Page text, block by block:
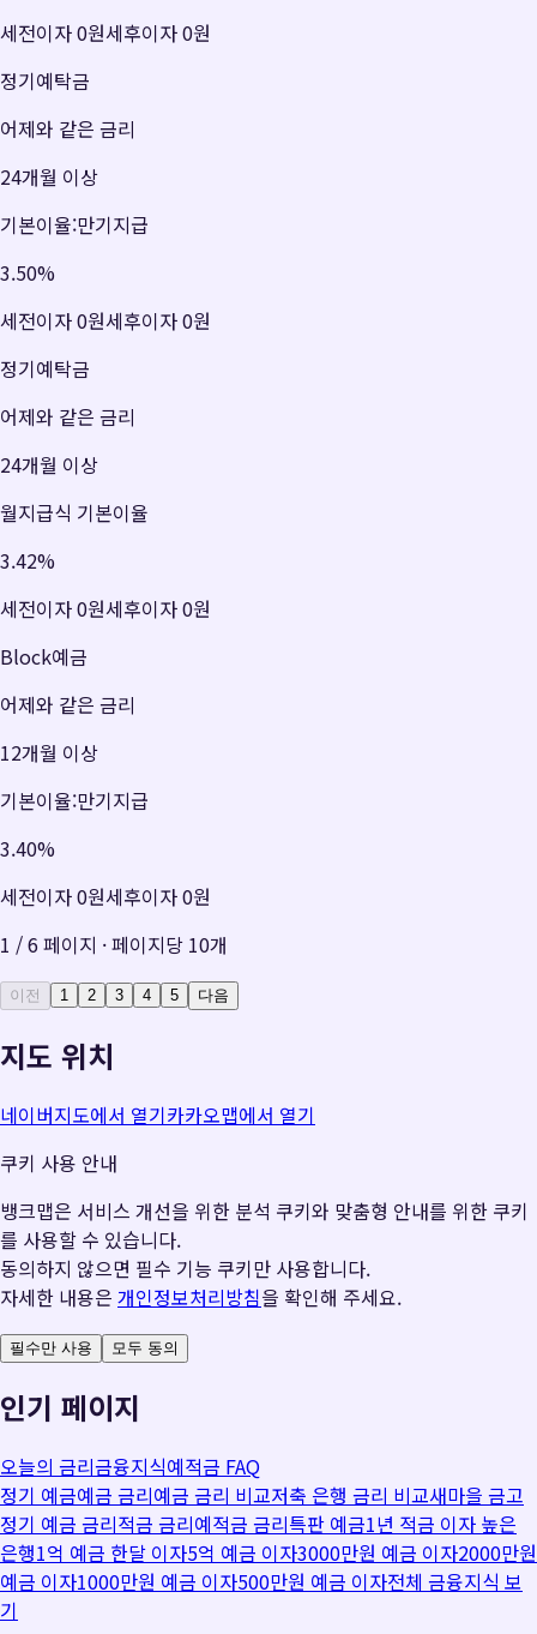
세전이자0원세후이자0원
정기예탁금
어제와 같은 금리
24개월 이상
기본이율:만기지급
3.50%
세전이자0원세후이자0원
정기예탁금
어제와 같은 금리
24개월 이상
월지급식 기본이율
3.42%
세전이자0원세후이자0원
Block예금
어제와 같은 금리
12개월 이상
기본이율:만기지급
3.40%
세전이자0원세후이자0원
1 /6페이지 · 페이지당 10개
이전 1 2 3 4 5 다음
지도 위치
네이버지도에서 열기카카오맵에서 열기
쿠키 사용 안내
뱅크맵은 서비스 개선을 위한 분석 쿠키와 맞춤형 안내를 위한 쿠키
를 사용할 수 있습니다.
동의하지 않으면 필수 기능 쿠키만 사용합니다.
자세한 내용은 개인정보처리방침을 확인해 주세요.
필수만 사용 모두 동의
인기 페이지
오늘의 금리금융지식예적금 FAQ
정기 예금예금 금리예금 금리 비교저축 은행 금리 비교새마을 금고
정기 예금 금리적금 금리예적금 금리특판 예금1년 적금 이자 높은
은행1억 예금 한달 이자5억 예금 이자3000만원 예금 이자2000만원
예금 이자1000만원 예금 이자500만원 예금 이자전체 금융지식 보
기